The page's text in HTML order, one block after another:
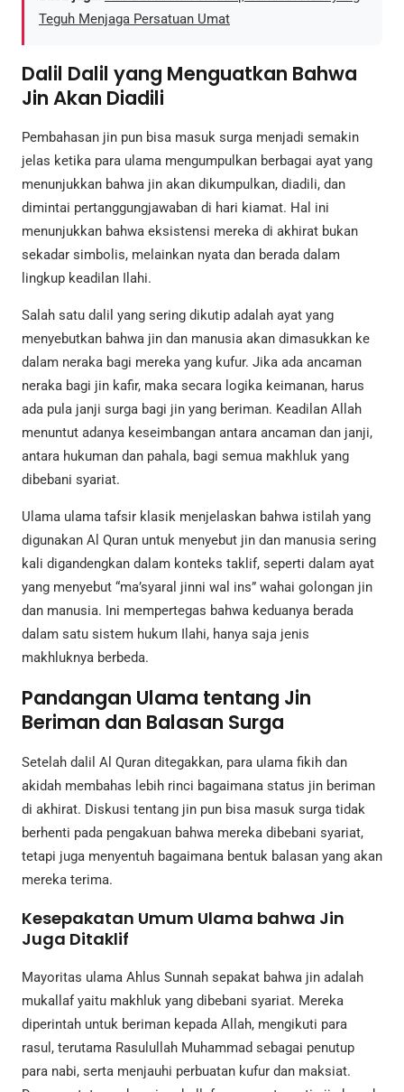
Teguh Menjaga Persatuan Umat
Dalil Dalil yang Menguatkan Bahwa
Jin Akan Diadili
Pembahasan jin pun bisa masuk surga menjadi semakin
jelas ketika para ulama mengumpulkan berbagai ayat yang
menunjukkan bahwa jin akan dikumpulkan, diadili, dan
dimintai pertanggungjawaban di hari kiamat. Hal ini
menunjukkan bahwa eksistensi mereka di akhirat bukan
sekadar simbolis, melainkan nyata dan berada dalam
lingkup keadilan Ilahi.
Salah satu dalil yang sering dikutip adalah ayat yang
menyebutkan bahwa jin dan manusia akan dimasukkan ke
dalam neraka bagi mereka yang kufur. Jika ada ancaman
neraka bagi jin kafir, maka secara logika keimanan, harus
ada pula janji surga bagi jin yang beriman. Keadilan Allah
menuntut adanya keseimbangan antara ancaman dan janji,
antara hukuman dan pahala, bagi semua makhluk yang
dibebani syariat.
Ulama ulama tafsir klasik menjelaskan bahwa istilah yang
digunakan Al Quran untuk menyebut jin dan manusia sering
kali digandengkan dalam konteks taklif, seperti dalam ayat
yang menyebut “ma’syaral jinni wal ins” wahai golongan jin
dan manusia. Ini mempertegas bahwa keduanya berada
dalam satu sistem hukum Ilahi, hanya saja jenis
makhluknya berbeda.
Pandangan Ulama tentang Jin
Beriman dan Balasan Surga
Setelah dalil Al Quran ditegakkan, para ulama fikih dan
akidah membahas lebih rinci bagaimana status jin beriman
di akhirat. Diskusi tentang jin pun bisa masuk surga tidak
berhenti pada pengakuan bahwa mereka dibebani syariat,
tetapi juga menyentuh bagaimana bentuk balasan yang akan
mereka terima.
Kesepakatan Umum Ulama bahwa Jin
Juga Ditaklif
Mayoritas ulama Ahlus Sunnah sepakat bahwa jin adalah
mukallaf yaitu makhluk yang dibebani syariat. Mereka
diperintah untuk beriman kepada Allah, mengikuti para
rasul, terutama Rasulullah Muhammad sebagai penutup
para nabi, serta menjauhi perbuatan kufur dan maksiat.